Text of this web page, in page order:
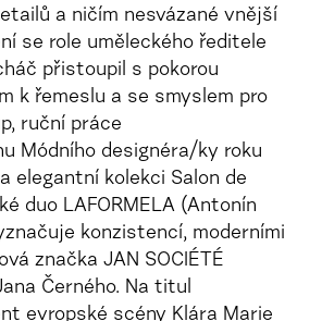
a ničím nesvázané vnější
se role uměleckého ředitele
přistoupil s pokorou
k řemeslu a se smyslem pro
ruční práce
Módního designéra/ky roku
elegantní kolekci Salon de
duo LAFORMELA (Antonín
konzistencí, moderními
značka JAN SOCIÉTÉ
Černého. Na titul
evropské scény Klára Marie